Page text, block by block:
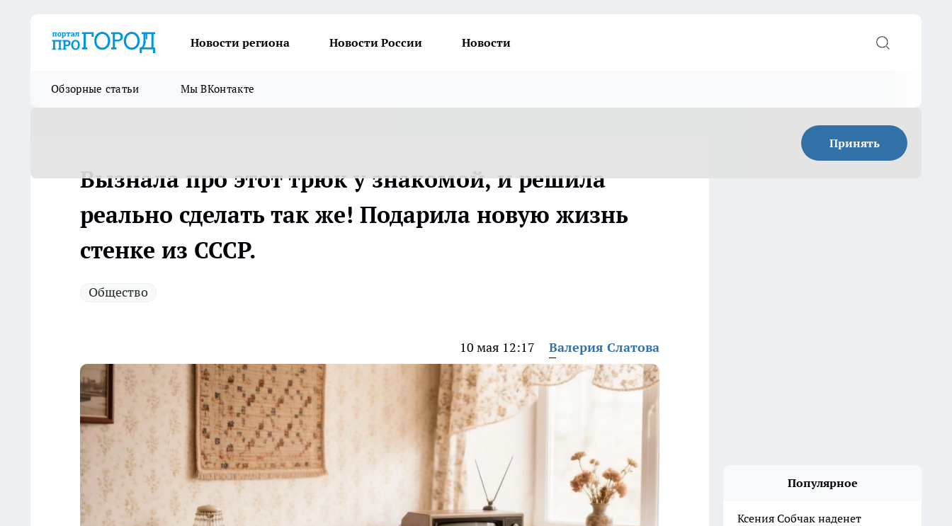
Новости региона Новости России Новости
Обзорные статьи Мы ВКонтакте
Принять
Вызнала про этот трюк у знакомой, и решила
реально сделать так же! Подарила новую жизнь
стенке из СССР.
Общество
10 мая 12:17 Валерия Слатова
Популярное
Ксения Собчак наденет